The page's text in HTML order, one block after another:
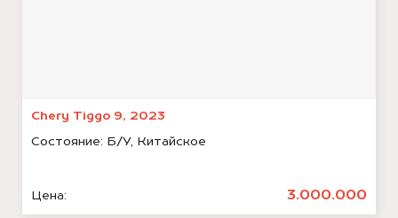
Chery Tiggo 9, 2023
Состояние: Б/У, Китайское
Цена: 3.000.000